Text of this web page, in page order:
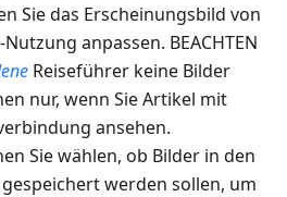
Sie das Erscheinungsbild von
anpassen. BEACHTEN
Reiseführer keine Bilder
nur, wenn Sie Artikel mit
ansehen.
Sie wählen, ob Bilder in den
werden sollen, um